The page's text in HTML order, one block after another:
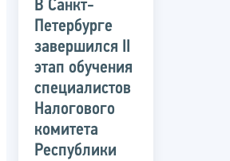
В Санкт-
Петербурге
завершился II
этап обучения
специалистов
Налогового
комитета
Республики